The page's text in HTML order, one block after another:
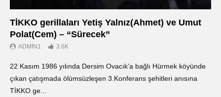
TİKKO gerillaları Yetiş Yalnız(Ahmet) ve Umut
Polat(Cem) – “Sürecek”
ADMIN1 3.6K
22 Kasım 1986 yılında Dersim Ovacık’a bağlı Hürmek köyünde
çıkan çatışmada ölümsüzleşen 3.Konferans şehitleri anısına
TİKKO ge...